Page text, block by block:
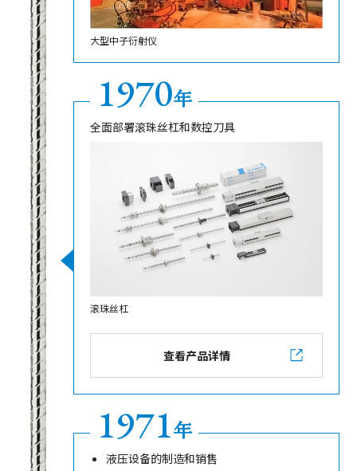
大型中子衍射仪
1970年
全面部署滚珠丝杠和数控刀具
滚珠丝杠
查看产品详情
1971年
液压设备的制造和销售